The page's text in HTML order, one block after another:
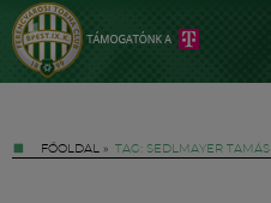
FŐOLDAL » TAG: SEDLMAYER TAMÁS